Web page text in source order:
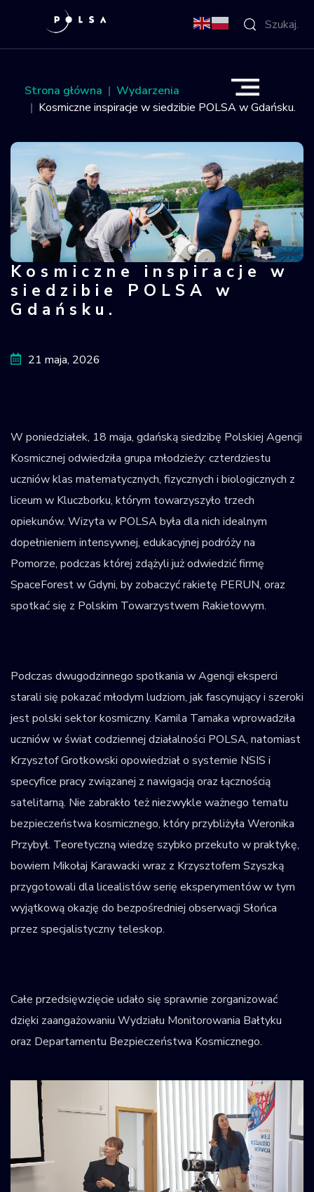
O Agencji
Misja IGNIS
NSIS
Sektor
Polska w
kosmosie
Obiektów
Kosmicznych
Strona główna
Wydarzenia
Kosmiczne inspiracje w siedzibie POLSA w Gdańsku.
Kosmiczne inspiracje w siedzibie
Kosmiczne inspiracje w
siedzibie POLSA w
Gdańsku.
21 maja, 2026
W poniedziałek, 18 maja, gdańską siedzibę Polskiej Agencji
Kosmicznej odwiedziła grupa młodzieży: czterdziestu
uczniów klas matematycznych, fizycznych i biologicznych z
liceum w Kluczborku, którym towarzyszyło trzech
opiekunów. Wizyta w POLSA była dla nich idealnym
dopełnieniem intensywnej, edukacyjnej podróży na
Pomorze, podczas której zdążyli już odwiedzić firmę
SpaceForest w Gdyni, by zobaczyć rakietę PERUN, oraz
spotkać się z Polskim Towarzystwem Rakietowym.
Podczas dwugodzinnego spotkania w Agencji eksperci
starali się pokazać młodym ludziom, jak fascynujący i szeroki
jest polski sektor kosmiczny. Kamila Tamaka wprowadziła
uczniów w świat codziennej działalności POLSA, natomiast
Krzysztof Grotkowski opowiedział o systemie NSIS i
specyfice pracy związanej z nawigacją oraz łącznością
satelitarną. Nie zabrakło też niezwykle ważnego tematu
bezpieczeństwa kosmicznego, który przybliżyła Weronika
Przybył. Teoretyczną wiedzę szybko przekuto w praktykę,
bowiem Mikołaj Karawacki wraz z Krzysztofem Szyszką
przygotowali dla licealistów serię eksperymentów w tym
wyjątkową okazję do bezpośredniej obserwacji Słońca
przez specjalistyczny teleskop.
Całe przedsięwzięcie udało się sprawnie zorganizować
dzięki zaangażowaniu Wydziału Monitorowania Bałtyku
oraz Departamentu Bezpieczeństwa Kosmicznego.